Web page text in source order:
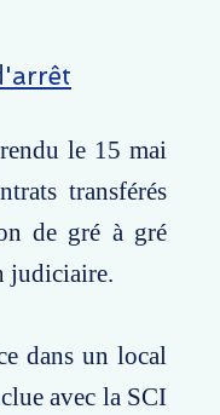
le 15 mai
transférés
de gré à gré
judiciaire.
dans un local
avec la SCI